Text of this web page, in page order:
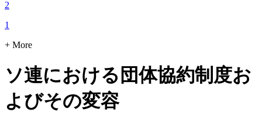
2
1
+ More
ソ連における団体協約制度お
よびその変容